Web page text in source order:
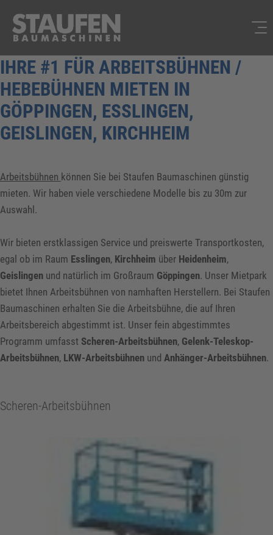
IHRE #1 FÜR ARBEITSBÜHNEN /
HEBEBÜHNEN MIETEN IN
GÖPPINGEN, ESSLINGEN,
GEISLINGEN, KIRCHHEIM
Arbeitsbühnen können Sie bei Staufen Baumaschinen günstig
mieten. Wir haben viele verschiedene Modelle bis zu 30m zur
Auswahl.
Wir bieten erstklassigen Service und preiswerte Transportkosten,
egal ob im Raum Esslingen, Kirchheim über Heidenheim,
Geislingen und natürlich im Großraum Göppingen. Unser Mietpark
bietet Ihnen Arbeitsbühnen von namhaften Herstellern. Bei Staufen
Baumaschinen erhalten Sie die Arbeitsbühne, die auf Ihren
Arbeitsbereich abgestimmt ist. Unser fein abgestimmtes
Programm umfasst Scheren-Arbeitsbühnen, Gelenk-Teleskop-
Arbeitsbühnen, LKW-Arbeitsbühnen und Anhänger-Arbeitsbühnen.
Scheren-Arbeitsbühnen